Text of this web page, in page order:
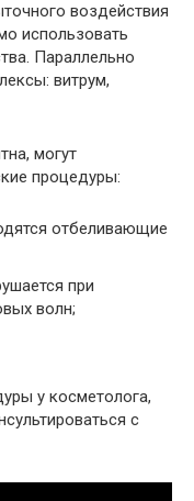
воздействия
использовать
Параллельно
витрум,
могут
процедуры:
отбеливающие
при
волн;
у косметолога,
с